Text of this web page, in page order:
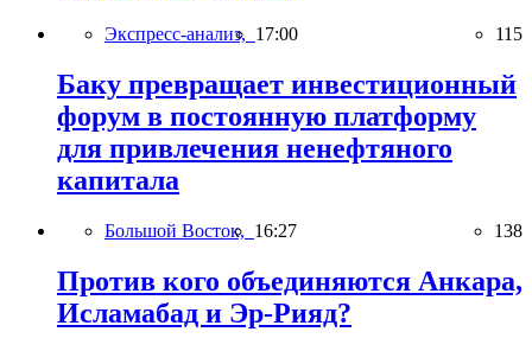
Экспресс-анализ, 17:00 115
Баку превращает инвестиционный
форум в постоянную платформу
для привлечения ненефтяного
капитала
Большой Восток, 16:27 138
Против кого объединяются Анкара,
Исламабад и Эр-Рияд?